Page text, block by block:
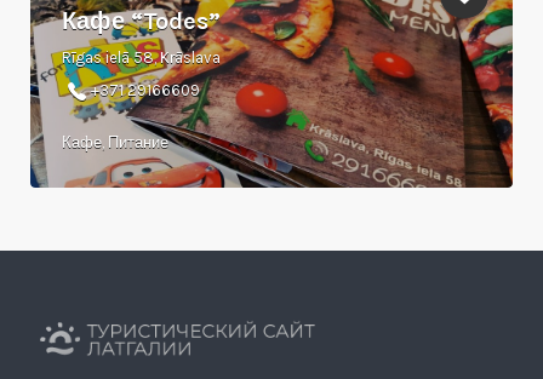
Кафе “Todes”
Rīgas ielā 58, Krāslava
+371 29166609
Кафе, Питание